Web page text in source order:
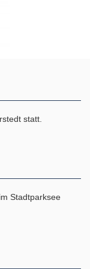
statt.
im Stadtparksee